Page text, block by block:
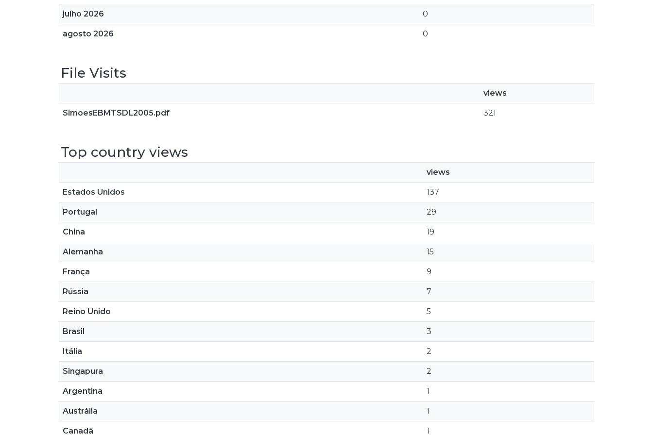
julho 2026 0
agosto 2026 0
File Visits
views
SimoesEBMTSDL2005.pdf 321
Top country views
views
Estados Unidos 137
Portugal 29
China 19
Alemanha 15
França 9
Rússia 7
Reino Unido 5
Brasil 3
Itália 2
Singapura 2
Argentina 1
Austrália 1
Canadá 1